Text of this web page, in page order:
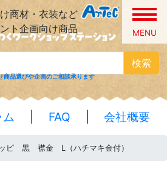
商材・衣装など
ト企画向け商品
MENU
検索
商品選びや企画のご相談承ります
ム FAQ 会社概要
ピ 黒 襟金 L（ハチマキ金付）